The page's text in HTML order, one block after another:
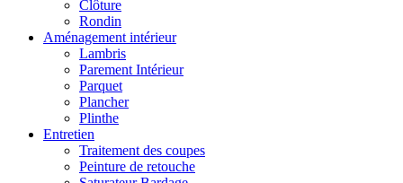
Clôture
Rondin
Aménagement intérieur
Lambris
Parement Intérieur
Parquet
Plancher
Plinthe
Entretien
Traitement des coupes
Peinture de retouche